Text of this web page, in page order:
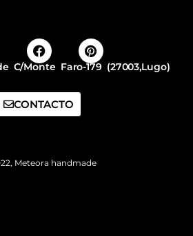
C/Monte Faro-179 (27003,Lugo)
CONTACTO
Meteora handmade